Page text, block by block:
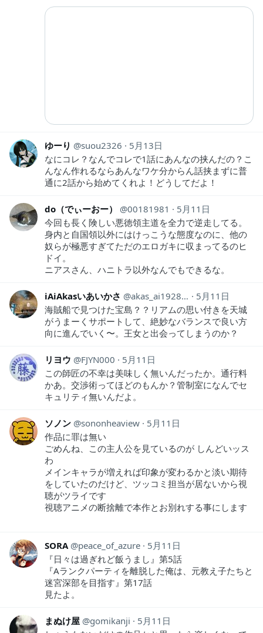
ゆーり suou2326
5月13日
なにコレ？なんでコレで1話にあんなの挟んだの？こ
んなん作れるならあんなワケ分からん話挟まずに普
通に2話から始めてくれよ！どうしてだよ！
do（でぃーおー） 00181981
5月11日
今回も長く険しい悪徳領主道を全力で逆走してる。
身内と自国領以外にはけっこうな態度なのに、他の
奴らが極悪すぎてただのエロガキに収まってるのヒ
ドイ。
ニアスさん、ハニトラ以外なんでもできるな。
iAiAkasいあいかさ akas_ai19281118
5月11日
海賊船で見つけた宝島？？リアムの思い付きを天城
がうまーくサポートして、絶妙なバランスで良い方
向に進んでいく〜。王女と出会ってしまうのか？
リヨウ FJYN000
5月11日
この師匠の不幸は美味しく無いんだったか。通行料
かあ。交渉術ってほどのもんか？管制室になんでセ
キュリティ無いんだよ。
ソノン sononheaview
5月11日
作品に罪は無い
ごめんね、この主人公を見ているのが しんどいッス
わ
メインキャラが増えれば印象が変わるかと淡い期待
をしていたのだけど、ツッコミ担当が居ないから視
聴がツライです
視聴アニメの断捨離で本作とお別れする事にします
SORA peace_of_azure
5月11日
『日々は過ぎれど飯うまし』第5話
『Aランクパーティを離脱した俺は、元教え子たちと
迷宮深部を目指す』第17話
見たよ。
まぬけ屋 gomikanji
5月11日